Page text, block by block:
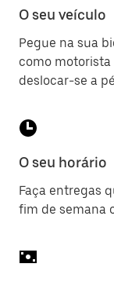
O seu veículo
Pegue na sua
como motorista
deslocar-se a
O seu horário
Faça entregas
fim de semana